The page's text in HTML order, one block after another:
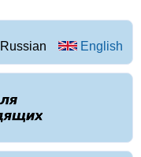
Russian English